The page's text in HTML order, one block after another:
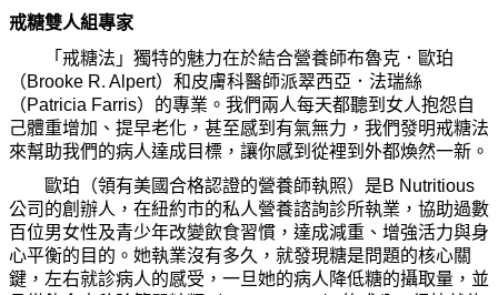
戒糖雙人組專家
「戒糖法」獨特的魅力在於結合營養師布魯克．歐珀
（Brooke R. Alpert）和皮膚科醫師派翠西亞．法瑞絲
（Patricia Farris）的專業。我們兩人每天都聽到女人抱怨自
己體重增加、提早老化，甚至感到有氣無力，我們發明戒糖法
來幫助我們的病人達成目標，讓你感到從裡到外都煥然一新。
歐珀（領有美國合格認證的營養師執照）是B Nutritious
公司的創辦人，在紐約市的私人營養諮詢診所執業，協助過數
百位男女性及青少年改變飲食習慣，達成減重、增強活力與身
心平衡的目的。 她執業沒有多久，就發現糖是問題的核心關
鍵，左右就診病人的感受，一旦她的病人降低糖的攝取量，並